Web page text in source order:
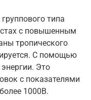
типа
с повышенным
тропического
С помощью
Это
с показателями
1000В.